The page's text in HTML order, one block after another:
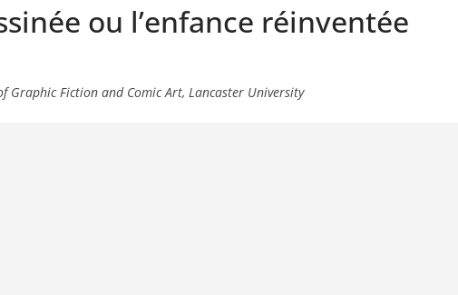
ou l’enfance réinventée
Graphic Fiction and Comic Art, Lancaster University